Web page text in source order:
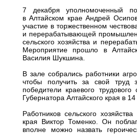
7 декабря уполномоченный
в Алтайском крае Андрей
участие в торжественном
и перерабатывающей
сельского хозяйства и
Мероприятие прошло в
Василия Шукшина.
В зале собрались работники
чтобы получить за свой труд
победители краевого
Губернатора Алтайского края в
Работников сельского
края Виктор Томенко. Он
вполне можно назвать